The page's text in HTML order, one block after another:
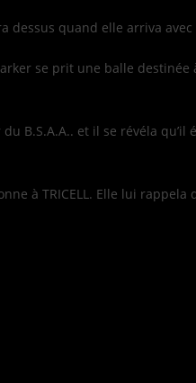
dessus quand elle arriva avec
se prit une balle
B.S.A.A.. et il se révéla
à TRICELL. Elle lui